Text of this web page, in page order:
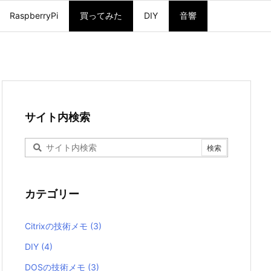
RaspberryPi 買ってみた DIY 音響
サイト内検索
カテゴリー
Citrixの技術メモ (3)
DIY (4)
DOSの技術メモ (3)